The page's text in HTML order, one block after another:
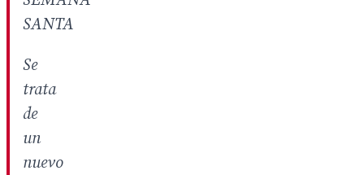
SANTA
Se
trata
de
un
nuevo